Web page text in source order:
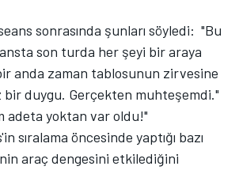
sonrasında şunları söyledi: "Bu
son turda her şeyi bir araya
anda zaman tablosunun zirvesine
bir duygu. Gerçekten muhteşemdi."
adeta yoktan var oldu!"
sıralama öncesinde yaptığı bazı
araç dengesini etkilediğini